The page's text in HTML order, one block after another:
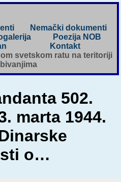
Nemački dokumenti
Poezija NOB
Kontakt
svetskom ratu na teritoriji
502.
marta 1944.
o…